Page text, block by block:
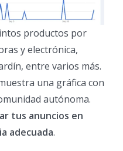
productos por
y electrónica,
entre varios más.
una gráfica con
autónoma.
tus anuncios en
adecuada.